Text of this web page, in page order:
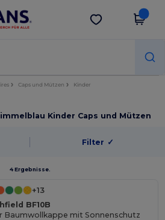
der App!
App holen
Caps und Mützen Kinder
Kinder Caps und Mützen
Filter ✓
4 Ergebnisse.
+13
BF10B
Baumwollkappe mit Sonnenschutz